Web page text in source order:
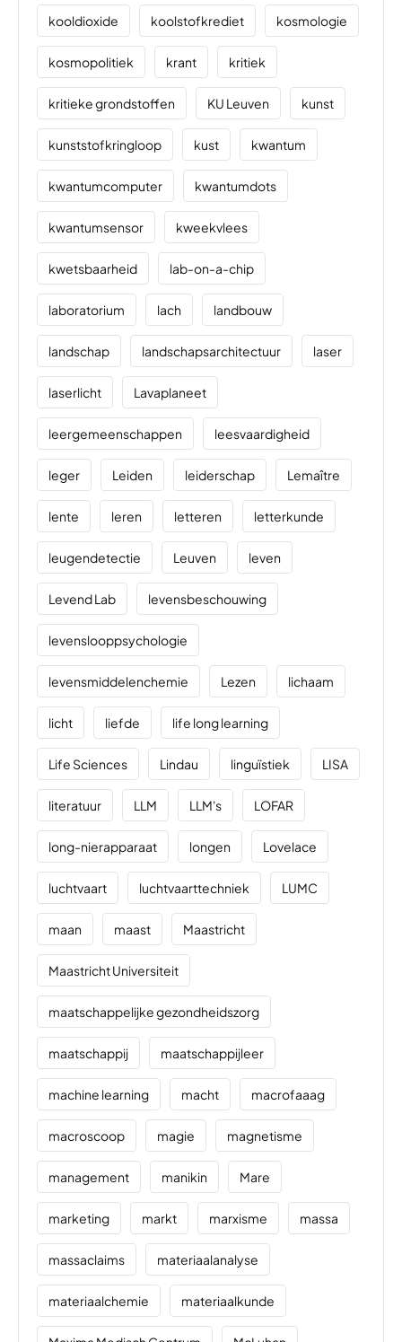
kooldioxide koolstofkrediet kosmologie
kosmopolitiek krant kritiek
kritieke grondstoffen KU Leuven kunst
kunststofkringloop kust kwantum
kwantumcomputer kwantumdots
kwantumsensor kweekvlees
kwetsbaarheid lab-on-a-chip
laboratorium lach landbouw
landschap landschapsarchitectuur laser
laserlicht Lavaplaneet
leergemeenschappen leesvaardigheid
leger Leiden leiderschap Lemaître
lente leren letteren letterkunde
leugendetectie Leuven leven
Levend Lab levensbeschouwing
levenslooppsychologie
levensmiddelenchemie Lezen lichaam
licht liefde life long learning
Life Sciences Lindau linguïstiek LISA
literatuur LLM LLM's LOFAR
long-nierapparaat longen Lovelace
luchtvaart luchtvaarttechniek LUMC
maan maast Maastricht
Maastricht Universiteit
maatschappelijke gezondheidszorg
maatschappij maatschappijleer
machine learning macht macrofaaag
macroscoop magie magnetisme
management manikin Mare
marketing markt marxisme massa
massaclaims materiaalanalyse
materiaalchemie materiaalkunde